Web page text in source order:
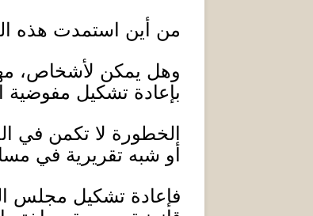
من أين استمدت هذه
وهل يمكن لأشخاص،
بإعادة تشكيل مفوضية
الخطورة لا تكمن في
أو شبه تقريرية في
فإعادة تشكيل مجلس